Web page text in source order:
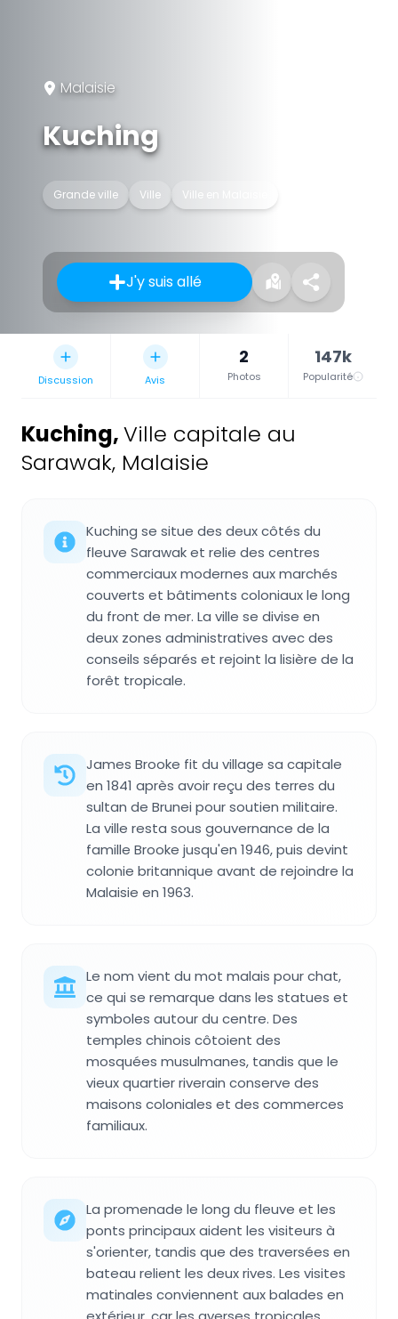
Malaisie
Kuching
Grande ville Ville Ville en Malaisie
J'y suis allé
Discussion Avis
2
Photos
147k
Popularité
Kuching,Ville capitale au
Sarawak, Malaisie
Kuching se situe des deux côtés du
fleuve Sarawak et relie des centres
commerciaux modernes aux marchés
couverts et bâtiments coloniaux le long
du front de mer. La ville se divise en
deux zones administratives avec des
conseils séparés et rejoint la lisière de la
forêt tropicale.
James Brooke fit du village sa capitale
en 1841 après avoir reçu des terres du
sultan de Brunei pour soutien militaire.
La ville resta sous gouvernance de la
famille Brooke jusqu'en 1946, puis devint
colonie britannique avant de rejoindre la
Malaisie en 1963.
Le nom vient du mot malais pour chat,
ce qui se remarque dans les statues et
symboles autour du centre. Des
temples chinois côtoient des
mosquées musulmanes, tandis que le
vieux quartier riverain conserve des
maisons coloniales et des commerces
familiaux.
La promenade le long du fleuve et les
ponts principaux aident les visiteurs à
s'orienter, tandis que des traversées en
bateau relient les deux rives. Les visites
matinales conviennent aux balades en